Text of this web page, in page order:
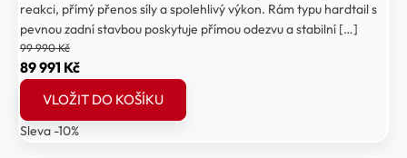
reakci, přímý přenos síly a spolehlivý výkon. Rám typu hardtail s
pevnou zadní stavbou poskytuje přímou odezvu a stabilní […]
99 990Kč
Původní
cena
byla:
99
89 991 KčAktuální
VLOŽIT DO KOŠÍKU
Sleva -10%